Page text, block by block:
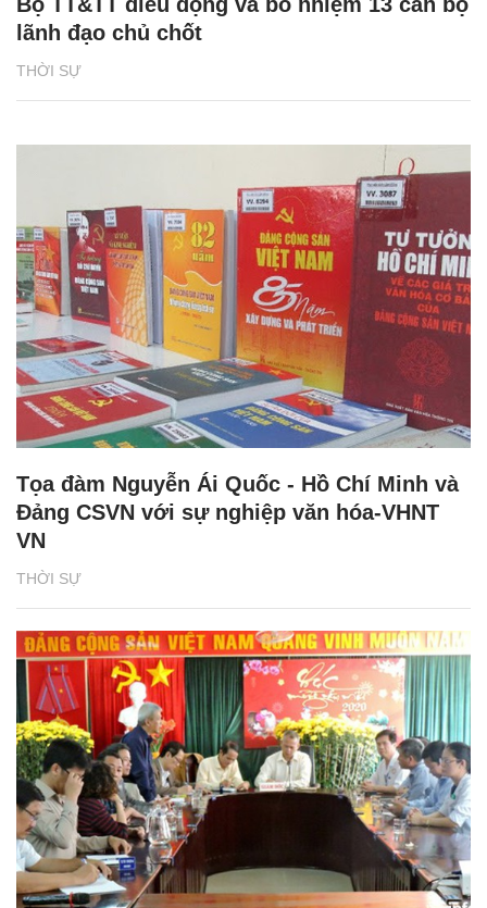
THỜI SỰ
lãnh đạo chủ chốt
THỜI SỰ
Tọa đàm Nguyễn Ái Quốc - Hồ Chí Minh và
Đảng CSVN với sự nghiệp văn hóa-VHNT
VN